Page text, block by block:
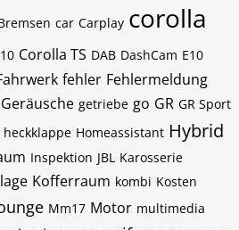
car Carplay corolla
Corolla TS DAB DashCam E10
fehler Fehlermeldung
Geräusche getriebe go GR GR Sport
heckklappe Homeassistant Hybrid
Inspektion JBL Karosserie
Kofferraum kombi Kosten
Mm17 Motor multimedia